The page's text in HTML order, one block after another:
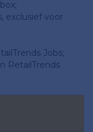
exclusief voor
Jobs;
RetailTrends